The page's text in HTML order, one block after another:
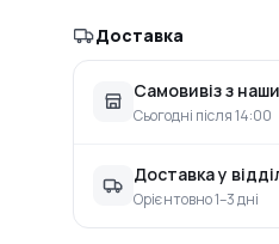
Доставка
Самовивіз з
Сьогодні після 14:00
Доставка у
Орієнтовно 1–3 дні